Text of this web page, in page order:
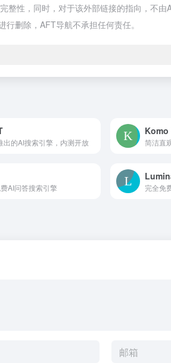
整性，同时，对于该外部链接的指向，不
删除，AFT导航不承担任何责任。
出的AI搜索引擎，内测开放
Komo
简洁直
AI问答搜索引擎 完全免